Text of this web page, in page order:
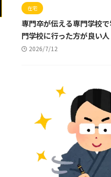
在宅
専門卒が伝える専門学校
門学校に行った方が良い人
2026/7/12